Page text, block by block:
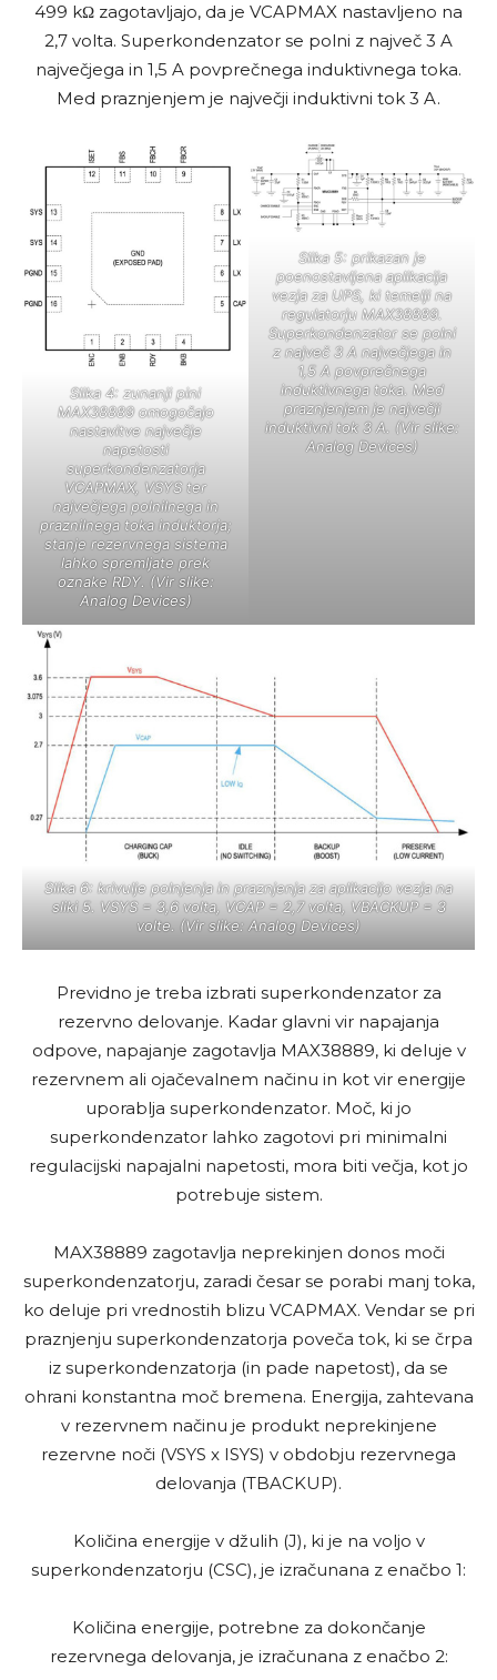
499 kΩ zagotavljajo, da je VCAPMAX nastavljeno na
2,7 volta. Superkondenzator se polni z največ 3 A
največjega in 1,5 A povprečnega induktivnega toka.
Med praznjenjem je največji induktivni tok 3 A.
Slika 4: zunanji pini
MAX38889 omogočajo
nastavitve največje
napetosti
superkondenzatorja
VCAPMAX, VSYS ter
največjega polnilnega in
praznilnega toka induktorja;
stanje rezervnega sistema
lahko spremljate prek
oznake RDY. (Vir slike:
Analog Devices)
Slika 5: prikazan je
poenostavljena aplikacija
vezja za UPS, ki temelji na
regulatorju MAX38889.
Superkondenzator se polni
z največ 3 A največjega in
1,5 A povprečnega
induktivnega toka. Med
praznjenjem je največji
induktivni tok 3 A. (Vir slike:
Analog Devices)
Slika 6: krivulje polnjenja in praznjenja za aplikacijo vezja na
sliki 5. VSYS = 3,6 volta, VCAP = 2,7 volta, VBACKUP = 3
volte. (Vir slike: Analog Devices)
Previdno je treba izbrati superkondenzator za
rezervno delovanje. Kadar glavni vir napajanja
odpove, napajanje zagotavlja MAX38889, ki deluje v
rezervnem ali ojačevalnem načinu in kot vir energije
uporablja superkondenzator. Moč, ki jo
superkondenzator lahko zagotovi pri minimalni
regulacijski napajalni napetosti, mora biti večja, kot jo
potrebuje sistem.
MAX38889 zagotavlja neprekinjen donos moči
superkondenzatorju, zaradi česar se porabi manj toka,
ko deluje pri vrednostih blizu VCAPMAX. Vendar se pri
praznjenju superkondenzatorja poveča tok, ki se črpa
iz superkondenzatorja (in pade napetost), da se
ohrani konstantna moč bremena. Energija, zahtevana
v rezervnem načinu je produkt neprekinjene
rezervne noči (VSYS x ISYS) v obdobju rezervnega
delovanja (TBACKUP).
Količina energije v džulih (J), ki je na voljo v
superkondenzatorju (CSC), je izračunana z enačbo 1:
Količina energije, potrebne za dokončanje
rezervnega delovanja, je izračunana z enačbo 2: